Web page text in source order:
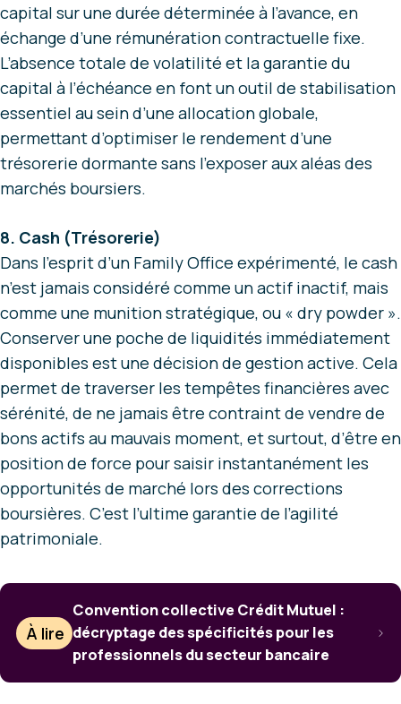
capital sur une durée déterminée à l’avance, en
échange d’une rémunération contractuelle fixe.
L’absence totale de volatilité et la garantie du
capital à l’échéance en font un outil de stabilisation
essentiel au sein d’une allocation globale,
permettant d’optimiser le rendement d’une
trésorerie dormante sans l’exposer aux aléas des
marchés boursiers.
8. Cash (Trésorerie)
Dans l’esprit d’un Family Office expérimenté, le cash
n’est jamais considéré comme un actif inactif, mais
comme une munition stratégique, ou « dry powder ».
Conserver une poche de liquidités immédiatement
disponibles est une décision de gestion active. Cela
permet de traverser les tempêtes financières avec
sérénité, de ne jamais être contraint de vendre de
bons actifs au mauvais moment, et surtout, d’être en
position de force pour saisir instantanément les
opportunités de marché lors des corrections
boursières. C’est l’ultime garantie de l’agilité
patrimoniale.
À lire
Convention collective Crédit Mutuel :
décryptage des spécificités pour les
professionnels du secteur bancaire